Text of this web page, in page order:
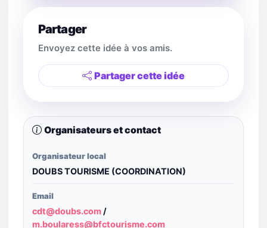
Partager
Envoyez cette idée à vos amis.
Partager cette idée
Organisateurs et contact
Organisateur local
DOUBS TOURISME (COORDINATION)
Email
cdt@doubs.com /
m.boularess@bfctourisme.com